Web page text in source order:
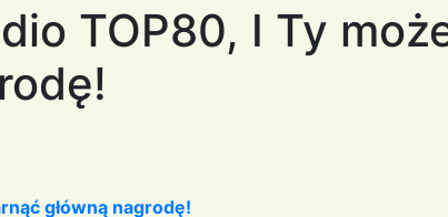
TOP80, I Ty
główną nagrodę!